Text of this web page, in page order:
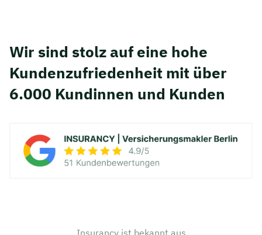
Wir sind stolz auf eine hohe
Kunden­zufriedenheit mit über
6.000 Kundinnen und Kunden